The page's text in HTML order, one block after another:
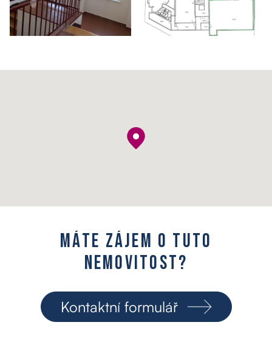
Máte zájem o tuto
nemovitost?
Kontaktní formulář